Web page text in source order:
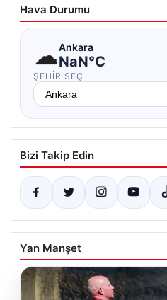
Hava Durumu
☁Ankara
NaN°C
ŞEHIR SEÇ
Bizi Takip Edin
Yan Manşet